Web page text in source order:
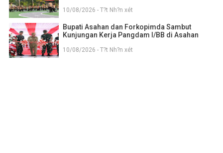
10/08/2026 - T?t Nh?n xét
Bupati Asahan dan Forkopimda Sambut
Kunjungan Kerja Pangdam I/BB di Asahan
10/08/2026 - T?t Nh?n xét